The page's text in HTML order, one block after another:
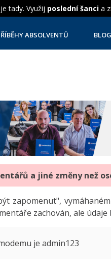
tady. Využij poslední šanci a
ABSOLVENTŮ BLOG
a jiné změny než
zapomenut",
zachován, ale údaje
je admin123